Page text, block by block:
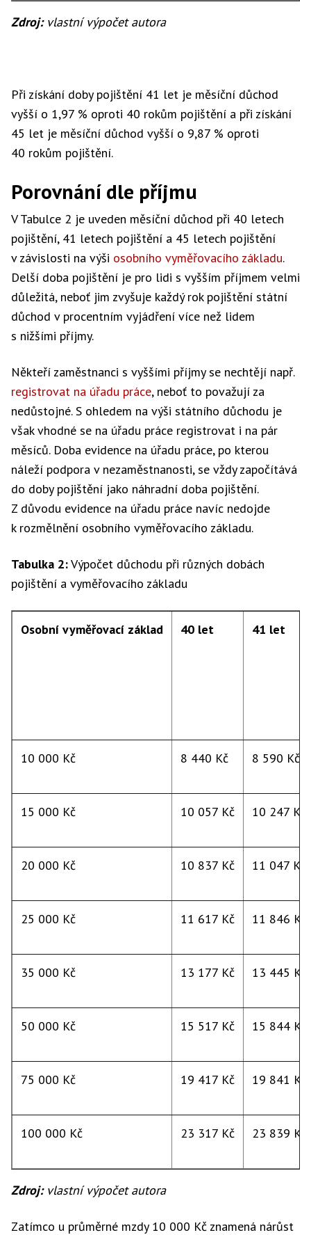
Zdroj: vlastní výpočet autora
Při získání doby pojištění 41 let je měsíční důchod
vyšší o 1,97 % oproti 40 rokům pojištění a při získání
45 let je měsíční důchod vyšší o 9,87 % oproti
40 rokům pojištění.
Porovnání dle příjmu
V Tabulce 2 je uveden měsíční důchod při 40 letech
pojištění, 41 letech pojištění a 45 letech pojištění
v závislosti na výši osobního vyměřovacího základu.
Delší doba pojištění je pro lidi s vyšším příjmem velmi
důležitá, neboť jim zvyšuje každý rok pojištění státní
důchod v procentním vyjádření více než lidem
s nižšími příjmy.
Někteří zaměstnanci s vyššími příjmy se nechtějí např.
registrovat na úřadu práce, neboť to považují za
nedůstojné. S ohledem na výši státního důchodu je
však vhodné se na úřadu práce registrovat i na pár
měsíců. Doba evidence na úřadu práce, po kterou
náleží podpora v nezaměstnanosti, se vždy započítává
do doby pojištění jako náhradní doba pojištění.
Z důvodu evidence na úřadu práce navíc nedojde
k rozmělnění osobního vyměřovacího základu.
Tabulka 2:Výpočet důchodu při různých dobách
pojištění a vyměřovacího základu
Osobní vyměřovací základ 40 let 41 let
10 000 Kč 8 440 Kč 8 590 Kč
15 000 Kč 10 057 Kč 10 247 Kč
20 000 Kč 10 837 Kč 11 047 Kč
25 000 Kč 11 617 Kč 11 846 Kč
35 000 Kč 13 177 Kč 13 445 Kč
50 000 Kč 15 517 Kč 15 844 Kč
75 000 Kč 19 417 Kč 19 841 Kč
100 000 Kč 23 317 Kč 23 839 Kč
Zdroj: vlastní výpočet autora
Zatímco u průměrné mzdy 10 000 Kč znamená nárůst